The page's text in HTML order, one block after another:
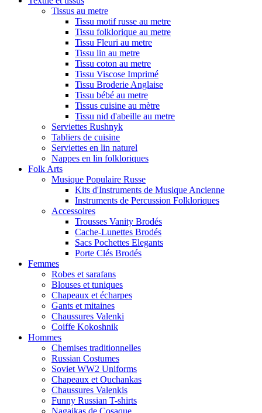
Tissus au metre
Tissu motif russe au metre
Tissu folklorique au metre
Tissu Fleuri au metre
Tissu lin au metre
Tissu coton au metre
Tissu Viscose Imprimé
Tissu Broderie Anglaise
Tissu bébé au metre
Tissus cuisine au mètre
Tissu nid d'abeille au metre
Serviettes Rushnyk
Tabliers de cuisine
Serviettes en lin naturel
Nappes en lin folkloriques
Folk Arts
Musique Populaire Russe
Kits d'Instruments de Musique Ancienne
Instruments de Percussion Folkloriques
Accessoires
Trousses Vanity Brodés
Cache-Lunettes Brodés
Sacs Pochettes Elegants
Porte Clés Brodés
Femmes
Robes et sarafans
Blouses et tuniques
Chapeaux et écharpes
Gants et mitaines
Chaussures Valenki
Coiffe Kokoshnik
Hommes
Chemises traditionnelles
Russian Costumes
Soviet WW2 Uniforms
Chapeaux et Ouchankas
Chaussures Valenkis
Funny Russian T-shirts